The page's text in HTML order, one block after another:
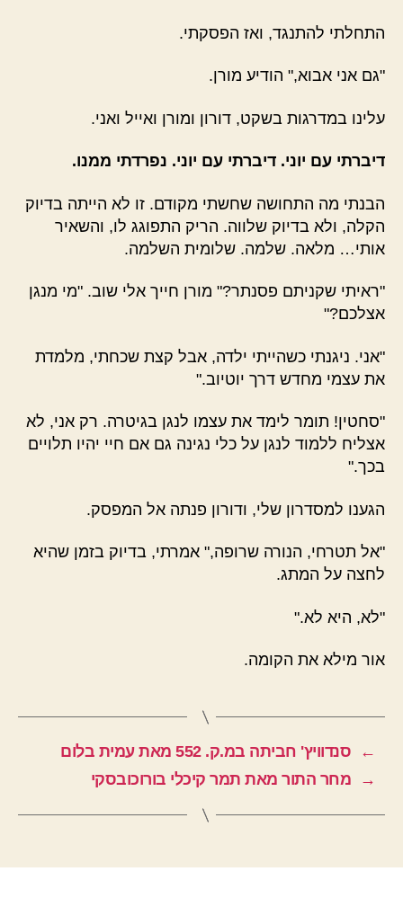
התחלתי להתנגד, ואז הפסקתי.
"גם אני אבוא," הודיע מורן.
עלינו במדרגות בשקט, דורון ומורן ואייל ואני.
דיברתי עם יוני. דיברתי עם יוני. נפרדתי ממנו.
הבנתי מה התחושה שחשתי מקודם. זו לא הייתה בדיוק
הקלה, ולא בדיוק שלווה. הריק התפוגג לו, והשאיר
אותי… מלאה. שלמה. שלומית השלמה.
"ראיתי שקניתם פסנתר?" מורן חייך אלי שוב. "מי מנגן
אצלכם?"
"אני. ניגנתי כשהייתי ילדה, אבל קצת שכחתי, מלמדת
את עצמי מחדש דרך יוטיוב."
"סחטין! תומר לימד את עצמו לנגן בגיטרה. רק אני, לא
אצליח ללמוד לנגן על כלי נגינה גם אם חיי יהיו תלויים
בכך."
הגענו למסדרון שלי, ודורון פנתה אל המפסק.
"אל תטרחי, הנורה שרופה," אמרתי, בדיוק בזמן שהיא
לחצה על המתג.
"לא, היא לא."
אור מילא את הקומה.
←
סנדוויץ' חביתה במ.ק. 552 מאת עמית בלום
→
מחר התור מאת תמר קיכלי בורוכובסקי